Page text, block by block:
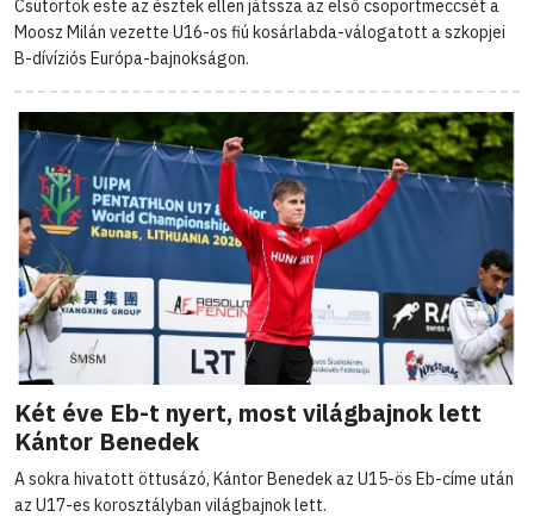
Csütörtök este az észtek ellen játssza az első csoportmeccsét a
Moosz Milán vezette U16-os fiú kosárlabda-válogatott a szkopjei
B-dívíziós Európa-bajnokságon.
Két éve Eb-t nyert, most világbajnok lett
Kántor Benedek
A sokra hivatott öttusázó, Kántor Benedek az U15-ös Eb-címe után
az U17-es korosztályban világbajnok lett.